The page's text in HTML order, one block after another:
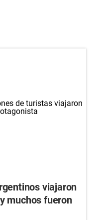
viajaron
muchos fueron